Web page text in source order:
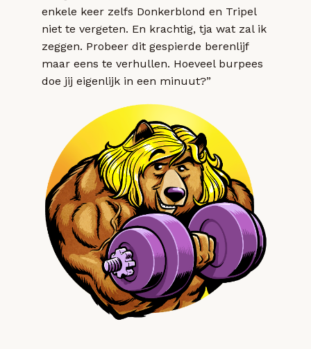
enkele keer zelfs Donkerblond en Tripel
niet te vergeten. En krachtig, tja wat zal ik
zeggen. Probeer dit gespierde berenlijf
maar eens te verhullen. Hoeveel burpees
doe jij eigenlijk in een minuut?”